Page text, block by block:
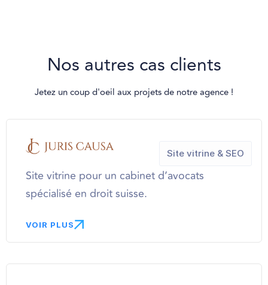
Nos autres cas clients
Jetez un coup d'oeil aux projets de notre agence !
Site vitrine pour un cabinet d’avocats
spécialisé en droit suisse.
VOIR PLUS
Site vitrine & SEO